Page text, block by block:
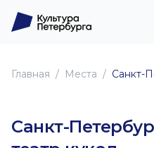
Главная Места Санкт-
Санкт-